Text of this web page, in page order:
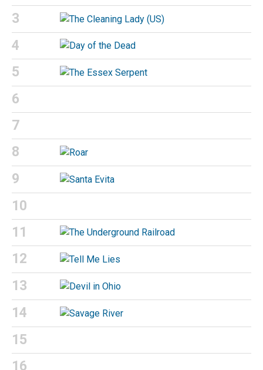
3
4
5
6
7
8
9
10
11
12
13
14
15
16